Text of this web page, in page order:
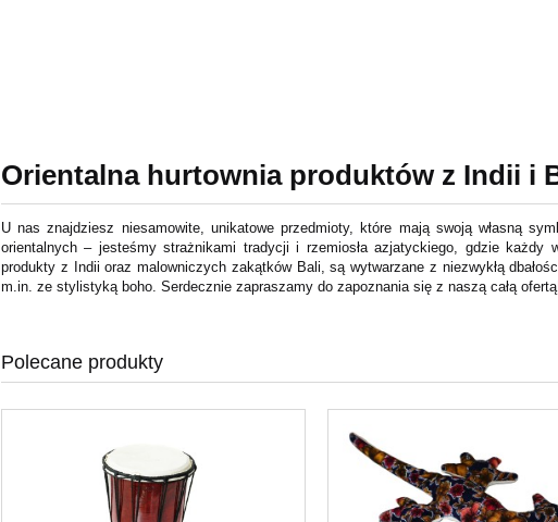
Orientalna hurtownia produktów z Indii i
U nas znajdziesz niesamowite, unikatowe przedmioty, które mają swoją własną
orientalnych – jesteśmy strażnikami tradycji i rzemiosła azjatyckiego, gdzie każdy
produkty z Indii oraz malowniczych zakątków Bali, są wytwarzane z niezwykłą
m.in. ze stylistyką boho. Serdecznie zapraszamy do zapoznania się z naszą całą
Polecane produkty